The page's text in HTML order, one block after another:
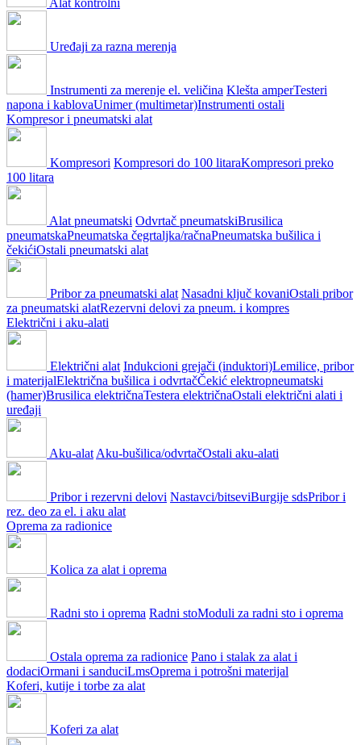
Uređaji za razna merenja
Instrumenti za merenje el. veličina Klešta amperTesteri
napona i kablovaUnimer (multimetar)Instrumenti ostali
Kompresor i pneumatski alat
Kompresori Kompresori do 100 litaraKompresori preko
100 litara
Alat pneumatski Odvrtač pneumatskiBrusilica
pneumatskaPneumatska čegrtaljka/račnaPneumatska bušilica i
čekićiOstali pneumatski alat
Pribor za pneumatski alat Nasadni ključ kovaniOstali pribor
za pneumatski alatRezervni delovi za pneum. i kompres
Električni i aku-alati
Električni alat Indukcioni grejači (induktori)Lemilice, pribor
i materijalElektrična bušilica i odvrtačČekić elektropneumatski
(hamer)Brusilica električnaTestera električnaOstali električni alati i
uređaji
Aku-alat Aku-bušilica/odvrtačOstali aku-alati
Pribor i rezervni delovi Nastavci/bitseviBurgije sdsPribor i
rez. deo za el. i aku alat
Oprema za radionice
Kolica za alat i oprema
Radni sto i oprema Radni stoModuli za radni sto i oprema
Ostala oprema za radionice Pano i stalak za alat i
dodaciOrmani i sanduciLmsOprema i potrošni materijal
Koferi, kutije i torbe za alat
Koferi za alat